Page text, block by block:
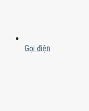
Gọi điện